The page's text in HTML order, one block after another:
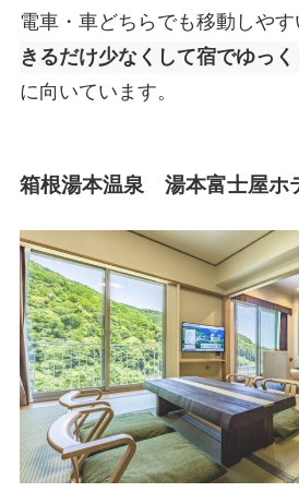
電車・車どちらでも移動しやす
きるだけ少なくして宿でゆっ
に向いています。
箱根湯本温泉 湯本富士屋ホ